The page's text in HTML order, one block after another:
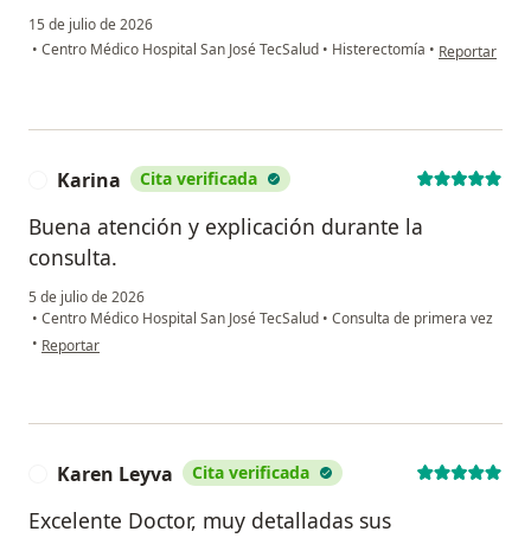
15 de julio de 2026
• Centro Médico Hospital San José TecSalud • Histerectomía • en opinión
Reportar
Karina Cita verificada
Buena atención y explicación durante la
consulta.
5 de julio de 2026
• Centro Médico Hospital San José TecSalud • Consulta de primera vez
• en opinión del usuario Karina
Reportar
Karen Leyva Cita verificada
Excelente Doctor, muy detalladas sus